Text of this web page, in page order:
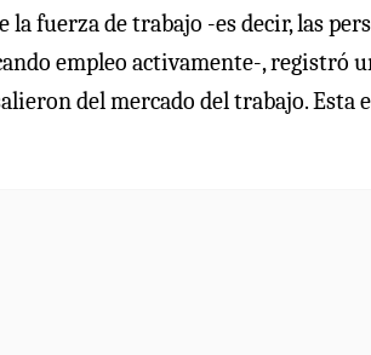
fuerza de trabajo -es decir, las
empleo activamente-, registró
del mercado del trabajo. Esta